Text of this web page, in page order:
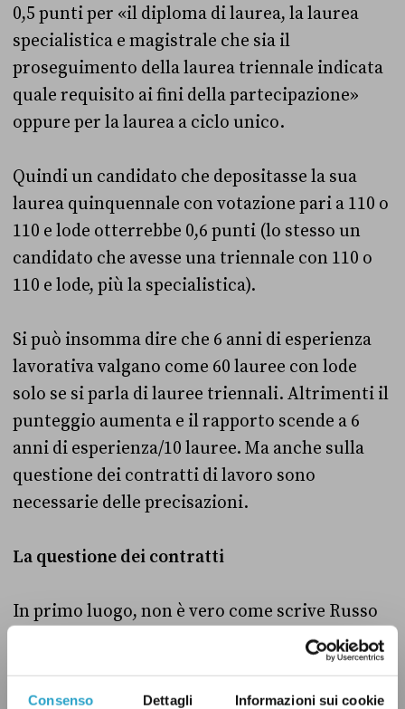
Consenso Dettagli Informazioni sui cookie
0,5 punti per «il diploma di laurea, la laurea
specialistica e magistrale che sia il
proseguimento della laurea triennale indicata
quale requisito ai fini della partecipazione»
oppure per la laurea a ciclo unico.
Quindi un candidato che depositasse la sua
laurea quinquennale con votazione pari a 110 o
110 e lode otterrebbe 0,6 punti (lo stesso un
candidato che avesse una triennale con 110 o
110 e lode, più la specialistica).
Si può insomma dire che 6 anni di esperienza
lavorativa valgano come 60 lauree con lode
solo se si parla di lauree triennali. Altrimenti il
punteggio aumenta e il rapporto scende a 6
anni di esperienza/10 lauree. Ma anche sulla
questione dei contratti di lavoro sono
necessarie delle precisazioni.
La questione dei contratti
In primo luogo, non è vero come scrive Russo
che siano solo contratti con la Pa quelli
adeguati a dare punti. Da bando valgono anche
i contratti con «enti privati».